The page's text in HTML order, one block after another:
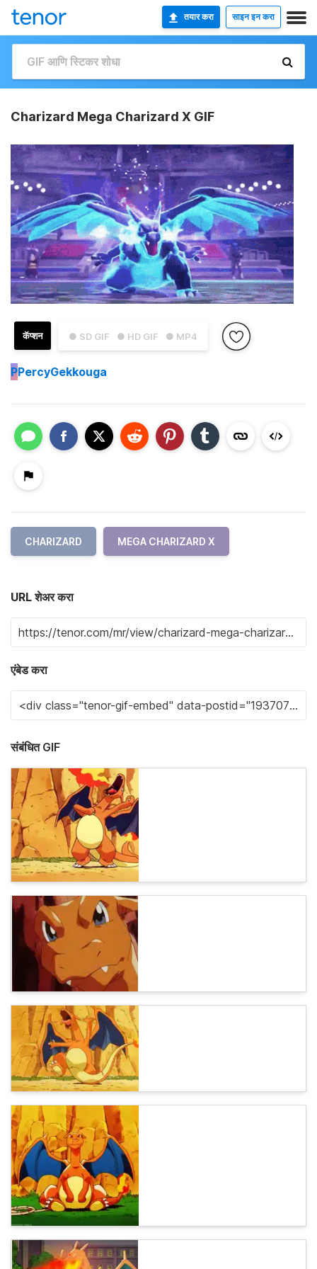
तयार करा साइन इन करा
Charizard Mega Charizard X GIF
● SD GIF ● HD GIF ● MP4
कॅप्शन
PPercyGekkouga
CHARIZARD MEGA CHARIZARD X
URL शेअर करा
एंबेड करा
संबंधित GIF